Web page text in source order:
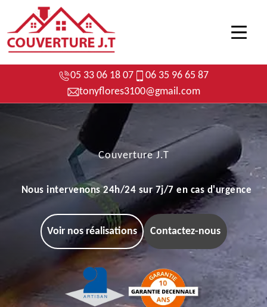
05 33 06 18 07
06 35 96 65 87
tonyflores3100@gmail.com
Couverture J.T
Nous intervenons 24h/24 sur 7j/7 en cas d'urgence
Voir nos réalisations Contactez-nous